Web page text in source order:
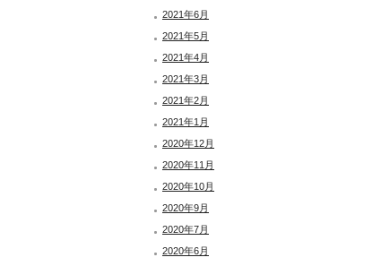
2021年6月
2021年5月
2021年4月
2021年3月
2021年2月
2021年1月
2020年12月
2020年11月
2020年10月
2020年9月
2020年7月
2020年6月